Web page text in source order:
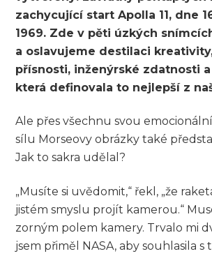
zachycující start Apolla 11, dne
1969. Zde v pěti úzkých
a oslavujeme destilaci
přísnosti, inženýrské zdatnosti
která definovala to nejlepší z
Ale přes všechnu svou
sílu Morseovy obrázky také
Jak to sakra udělal?
„Musíte si uvědomit,“ řekl, „že
jistém smyslu projít kamerou.“
zorným polem kamery. Trvalo mi
jsem přiměl NASA, aby souhlasila s